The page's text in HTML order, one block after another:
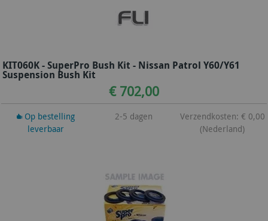
KIT060K - SuperPro Bush Kit - Nissan Patrol Y60/Y61
Suspension Bush Kit
€ 702,00
Op bestelling
leverbaar
2-5 dagen
Verzendkosten: € 0,00
(Nederland)